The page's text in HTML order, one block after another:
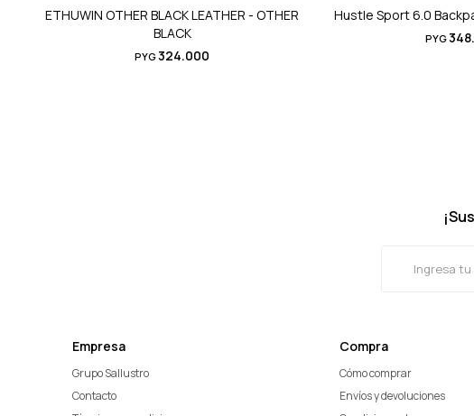
ETHUWIN OTHER BLACK LEATHER - OTHER
BLACK
PYG324.000
Hustle Sport 6.0
PYG
Empresa
Grupo Sallustro
Contacto
Compra
Cómo comprar
Envíos y devoluciones